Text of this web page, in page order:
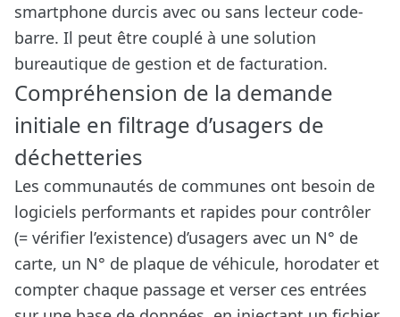
smartphone durcis avec ou sans lecteur code-
barre. Il peut être couplé à une solution
bureautique de gestion et de facturation.
Compréhension de la demande
initiale en filtrage d’usagers de
déchetteries
Les communautés de communes ont besoin de
logiciels performants et rapides pour contrôler
(= vérifier l’existence) d’usagers avec un N° de
carte, un N° de plaque de véhicule, horodater et
compter chaque passage et verser ces entrées